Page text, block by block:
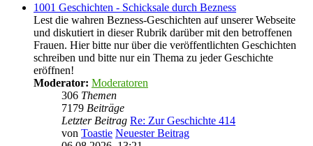
1001 Geschichten - Schicksale durch Bezness
Lest die wahren Bezness-Geschichten auf unserer Webseite
und diskutiert in dieser Rubrik darüber mit den betroffenen
Frauen. Hier bitte nur über die veröffentlichten Geschichten
schreiben und bitte nur ein Thema zu jeder Geschichte
eröffnen!
Moderator: Moderatoren
306 Themen
7179 Beiträge
Letzter Beitrag Re: Zur Geschichte 414
von Toastie Neuester Beitrag